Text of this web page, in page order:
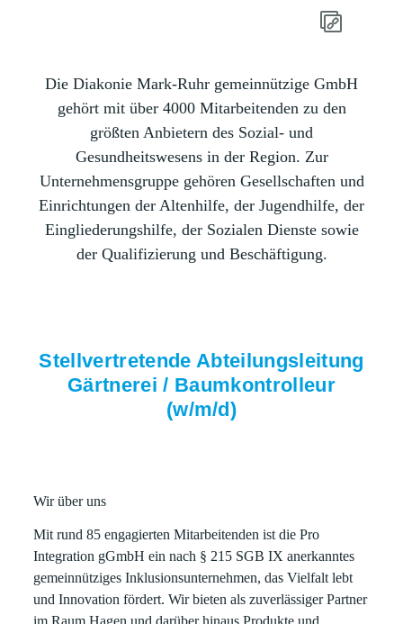
Die Diakonie Mark-Ruhr gemeinnützige GmbH
gehört mit über 4000 Mitarbeitenden zu den
größten Anbietern des Sozial- und
Gesundheitswesens in der Region. Zur
Unternehmensgruppe gehören Gesellschaften und
Einrichtungen der Altenhilfe, der Jugendhilfe, der
Eingliederungshilfe, der Sozialen Dienste sowie
der Qualifizierung und Beschäftigung.
Stellvertretende Abteilungsleitung
Gärtnerei / Baumkontrolleur
(w/m/d)
Wir über uns
Mit rund 85 engagierten Mitarbeitenden ist die Pro
Integration gGmbH ein nach § 215 SGB IX anerkanntes
gemeinnütziges Inklusionsunternehmen, das Vielfalt lebt
und Innovation fördert. Wir bieten als zuverlässiger Partner
im Raum Hagen und darüber hinaus Produkte und